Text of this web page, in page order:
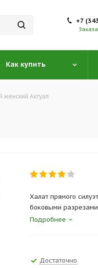
+7
Как купить
женский Актуал
Халат прямого
боковыми
Подробнее
Достаточно